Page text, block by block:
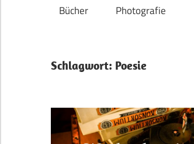
Bücher Photografie
Schlagwort: Poesie